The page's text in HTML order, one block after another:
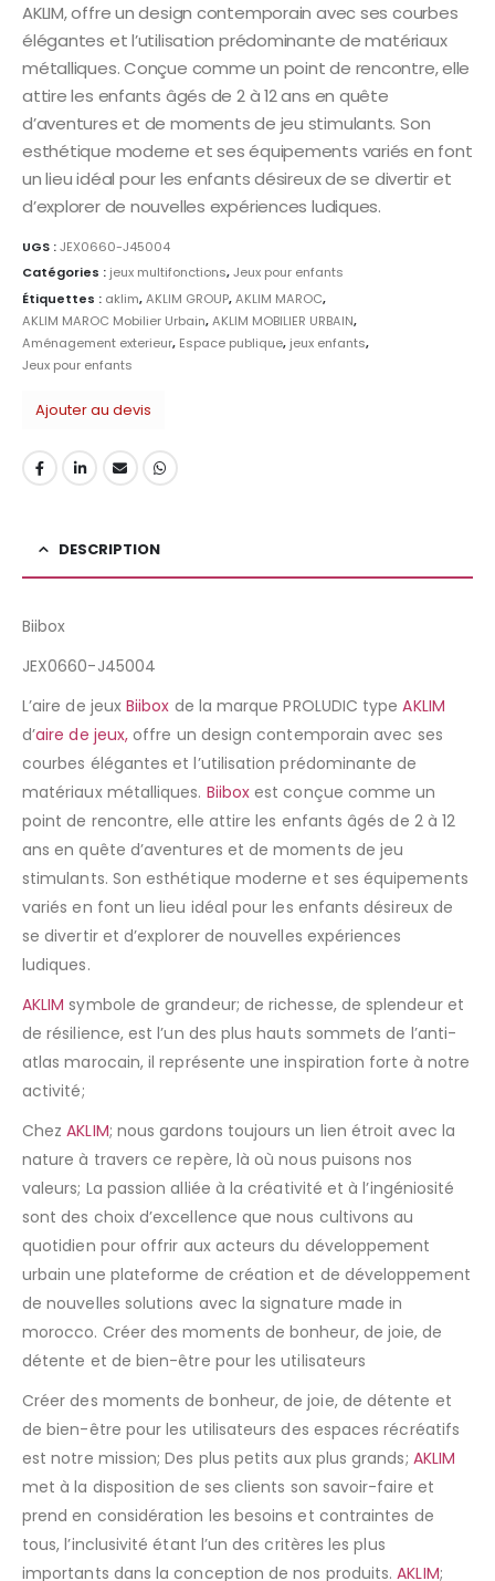
AKLIM, offre un design contemporain avec ses courbes
élégantes et l’utilisation prédominante de matériaux
métalliques. Conçue comme un point de rencontre, elle
attire les enfants âgés de 2 à 12 ans en quête
d’aventures et de moments de jeu stimulants. Son
esthétique moderne et ses équipements variés en font
un lieu idéal pour les enfants désireux de se divertir et
d’explorer de nouvelles expériences ludiques.
UGS :JEX0660-J45004
Catégories : jeux multifonctions,Jeux pour enfants
Étiquettes : aklim,AKLIM GROUP,AKLIM MAROC,
AKLIM MAROC Mobilier Urbain,AKLIM MOBILIER URBAIN,
Aménagement exterieur, Espace publique, jeux enfants,
Jeux pour enfants
Ajouter au devis
DESCRIPTION
Biibox
JEX0660-J45004
L’aire de jeuxBiibox de la marque PROLUDIC typeAKLIM
d’aire de jeux, offre un design contemporain avec ses
courbes élégantes et l’utilisation prédominante de
matériaux métalliques. Biibox est conçue comme un
point de rencontre, elle attire les enfants âgés de 2 à 12
ans en quête d’aventures et de moments de jeu
stimulants. Son esthétique moderne et ses équipements
variés en font un lieu idéal pour les enfants désireux de
se divertir et d’explorer de nouvelles expériences
ludiques.
AKLIM symbole de grandeur; de richesse, de splendeur et
de résilience, est l’un des plus hauts sommets de l’anti-
atlas marocain, il représente une inspiration forte à notre
activité;
ChezAKLIM; nous gardons toujours un lien étroit avec la
nature à travers ce repère, là où nous puisons nos
valeurs; La passion alliée à la créativité et à l’ingéniosité
sont des choix d’excellence que nous cultivons au
quotidien pour offrir aux acteurs du développement
urbain une plateforme de création et de développement
de nouvelles solutions avec la signature made in
morocco. Créer des moments de bonheur, de joie, de
détente et de bien-être pour les utilisateurs
Créer des moments de bonheur, de joie, de détente et
de bien-être pour les utilisateurs des espaces récréatifs
est notre mission; Des plus petits aux plus grands; AKLIM
met à la disposition de ses clients son savoir-faire et
prend en considération les besoins et contraintes de
tous, l’inclusivité étant l’un des critères les plus
importants dans la conception de nos produits.AKLIM;